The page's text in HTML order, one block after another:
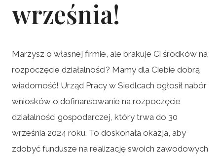
września!
Marzysz o własnej firmie, ale brakuje Ci środków na
rozpoczęcie działalności? Mamy dla Ciebie dobrą
wiadomość! Urząd Pracy w Siedlcach ogłosił nabór
wniosków o dofinansowanie na rozpoczęcie
działalności gospodarczej, który trwa do 30
września 2024 roku. To doskonała okazja, aby
zdobyć fundusze na realizację swoich zawodowych